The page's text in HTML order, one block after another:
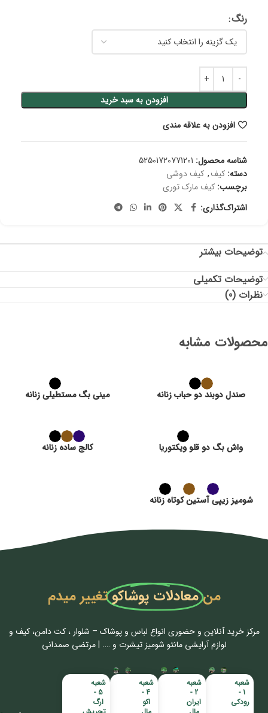
رنگ
افزودن به سبد خرید
افزودن به علاقه مندی
شناسه محصول: 52501720771201
دسته: کیف, کیف دوشی
برچسب: کیف مارک توری
اشتراک‌گذاری:
توضیحات بیشتر
توضیحات تکمیلی
نظرات (0)
محصولات مشابه
صندل دوبند دو حباب زنانه مینی بگ مستطیلی زنانه
واش بگ دو قلو ویکتوریا کالج ساده زنانه
شومیز زیپی آستین کوتاه زنانه
منمعادلات پوشاکوتغییر میدم
مرکز خرید آنلاین و حضوری انواع لباس‌ و پوشاک – شلوار ، کت دامن، کیف و
لوازم آرایشی مانتو شومیز تیشرت و …. | مرتضی صمدانی
شعبه
1 -
رودکی
شعبه
2 -
ایران
شعبه
4 -
اکو
شعبه
5 -
ارگ